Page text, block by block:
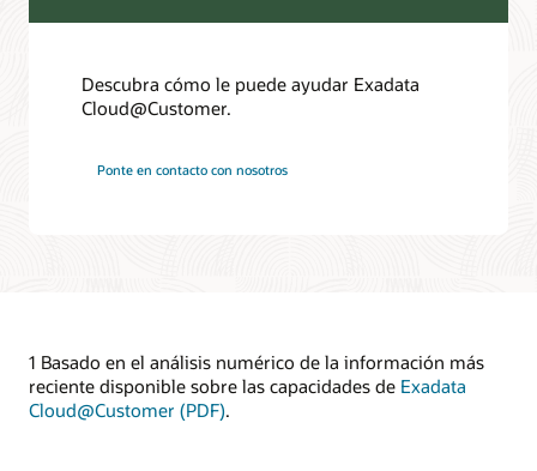
Descubra cómo le puede ayudar Exadata
Cloud@Customer.
Ponte en contacto con nosotros
1 Basado en el análisis numérico de la información más
reciente disponible sobre las capacidades de Exadata
Cloud@Customer (PDF).